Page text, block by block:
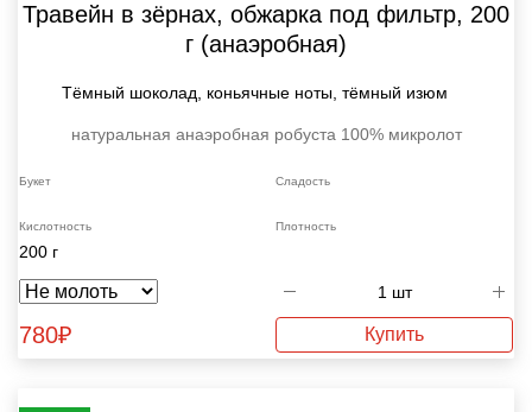
Травейн в зёрнах, обжарка под фильтр, 200
г (анаэробная)
Тёмный шоколад, коньячные ноты, тёмный изюм
натуральная анаэробная робуста 100% микролот
Букет Сладость
Кислотность Плотность
200 г
780₽ Купить